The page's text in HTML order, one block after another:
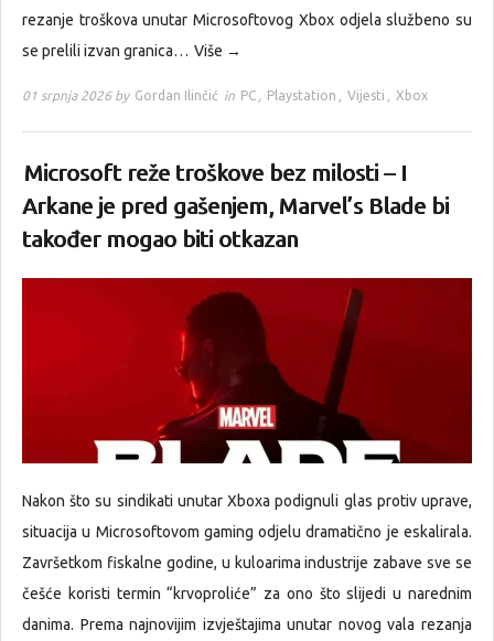
rezanje troškova unutar Microsoftovog Xbox odjela službeno su
se prelili izvan granica… Više →
01 srpnja 2026 by Gordan Ilinčić in PC , Playstation , Vijesti , Xbox
Microsoft reže troškove bez milosti – I
Arkane je pred gašenjem, Marvel’s Blade bi
također mogao biti otkazan
Nakon što su sindikati unutar Xboxa podignuli glas protiv uprave,
situacija u Microsoftovom gaming odjelu dramatično je eskalirala.
Završetkom fiskalne godine, u kuloarima industrije zabave sve se
češće koristi termin “krvoproliće” za ono što slijedi u narednim
danima. Prema najnovijim izvještajima unutar novog vala rezanja